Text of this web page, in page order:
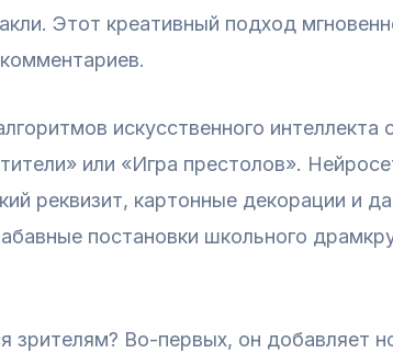
Этот креативный подход
искусственного
или «Игра престолов».
реквизит, картонные декорации и
постановки школьного
зрителям? Во-первых, он добавляет